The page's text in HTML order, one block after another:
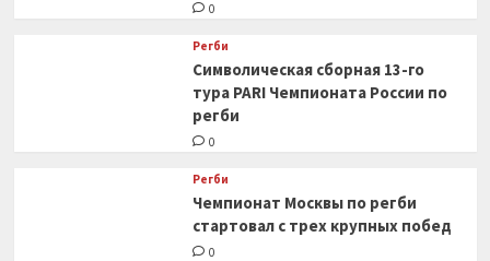
0
Регби
Символическая сборная 13-го
тура PARI Чемпионата России по
регби
0
Регби
Чемпионат Москвы по регби
стартовал с трех крупных побед
0